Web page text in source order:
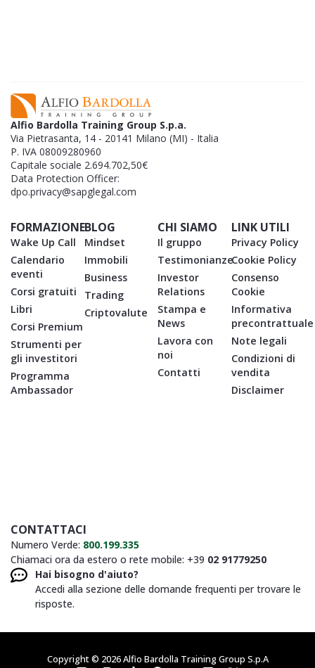
Alfio Bardolla Training Group S.p.a.
Via Pietrasanta, 14 - 20141 Milano (MI) - Italia
P. IVA 08009280960
Capitale sociale 2.694.702,50€
Data Protection Officer:
dpo.privacy@sapglegal.com
FORMAZIONE
Wake Up Call
Calendario
eventi
Corsi gratuiti
Libri
Corsi Premium
Strumenti per
gli investitori
Programma
Ambassador
BLOG
Mindset
Immobili
Business
Trading
Criptovalute
CHI SIAMO
Il gruppo
Testimonianze
Investor
Relations
Stampa e
News
Lavora con
noi
Contatti
LINK UTILI
Privacy Policy
Cookie Policy
Consenso
Cookie
Informativa
precontrattuale
Note legali
Condizioni di
vendita
Disclaimer
CONTATTACI
Numero Verde: 800.199.335
Chiamaci ora da estero o rete mobile: +39 02 91779250
Hai bisogno d'aiuto?
Accedi alla sezione delle domande frequenti per trovare le
risposte.
Copyright © 2026 Alfio Bardolla Training Group S.p.A